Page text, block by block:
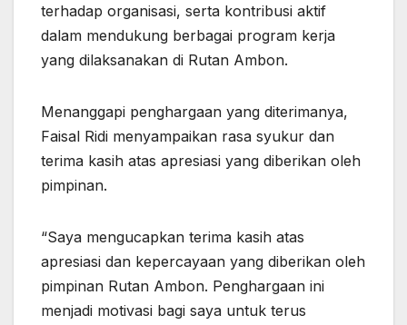
terhadap organisasi, serta kontribusi aktif
dalam mendukung berbagai program kerja
yang dilaksanakan di Rutan Ambon.
Menanggapi penghargaan yang diterimanya,
Faisal Ridi menyampaikan rasa syukur dan
terima kasih atas apresiasi yang diberikan oleh
pimpinan.
“Saya mengucapkan terima kasih atas
apresiasi dan kepercayaan yang diberikan oleh
pimpinan Rutan Ambon. Penghargaan ini
menjadi motivasi bagi saya untuk terus